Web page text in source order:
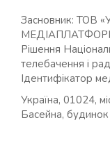
Засновник: ТОВ
Рішення
телебачення і
Ідентифікатор
Україна, 01024,
Басейна,